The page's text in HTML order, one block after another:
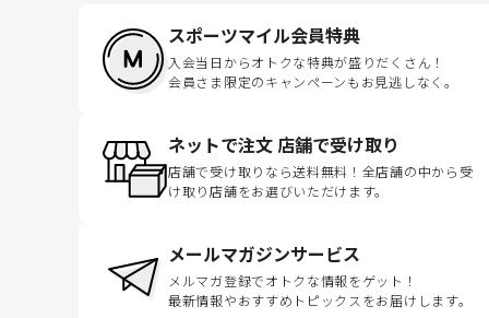
スポーツマイル会員特典
入会当日からオトクな特典が盛りだくさん！
会員さま限定のキャンペーンもお見逃しなく。
ネットで注文 店舗で受け取り
店舗で受け取りなら送料無料！全店舗の中から受
け取り店舗をお選びいただけます。
メールマガジンサービス
メルマガ登録でオトクな情報をゲット！
最新情報やおすすめトピックスをお届けします。